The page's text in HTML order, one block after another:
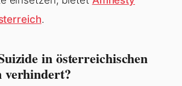
.
in österreichischen
verhindert?